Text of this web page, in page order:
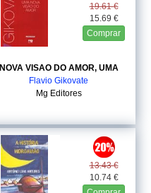
19.61 €
15.69 €
Comprar
NOVA VISAO DO AMOR, UMA
Flavio Gikovate
Mg Editores
13.43 €
10.74 €